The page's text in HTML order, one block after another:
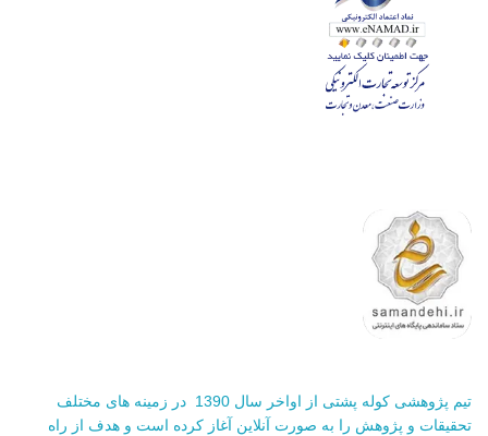
تیم پژوهشی کوله پشتی از اواخر سال 1390 در زمینه های مختلف
تحقیقات و پژوهش را به صورت آنلاین آغاز کرده است و هدف از راه